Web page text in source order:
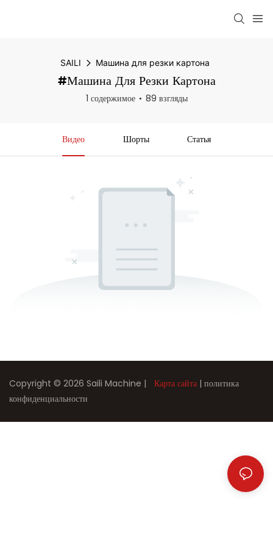
SAILI Машина для резки картона
#Машина Для Резки Картона
1 содержимое 89 взгляды
Видео Шорты Статья
Copyright © 2026 Saili Machine | Карта сайта | политика
конфиденциальности